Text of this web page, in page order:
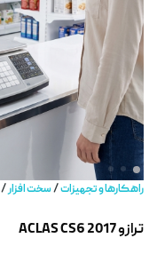
راهکارها و تجهیزات/سخت افزار/
ترازو ACLAS CS6 2017